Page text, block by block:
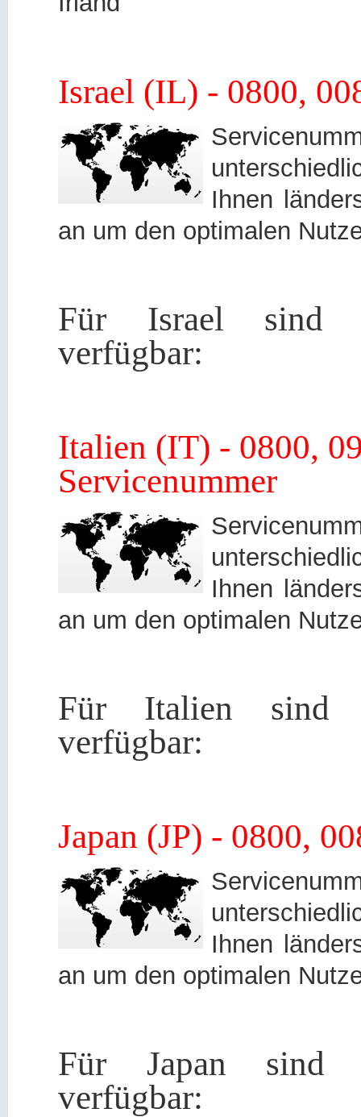
Israel (IL) - 0800,
Ihnen
an um den optimalen
Für Israel sind
verfügbar:
Italien (IT) - 0800,
Servicenummer
Ihnen
an um den optimalen
Für Italien sind
verfügbar:
Japan (JP) - 0800,
Ihnen
an um den optimalen
Für Japan sind
verfügbar: